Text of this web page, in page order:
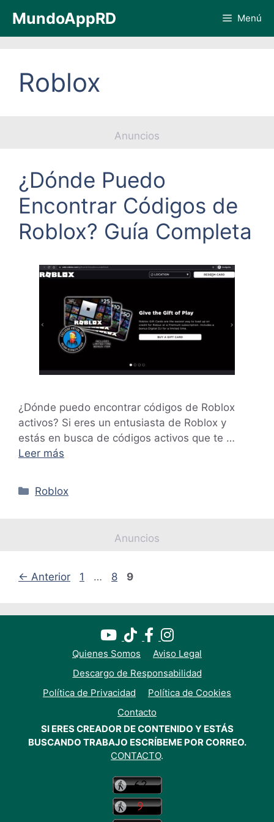
contenido
MundoAppRD Menú
Roblox
Anuncios
¿Dónde Puedo
Encontrar Códigos de
Roblox? Guía Completa
¿Dónde puedo encontrar códigos de Roblox
activos? Si eres un entusiasta de Roblox y
estás en busca de códigos activos que te …
Leer más
Categorías
Roblox
Anuncios
← Anterior Página
1 … Página
8 Página
9
Quienes Somos
Aviso Legal
Descargo de Responsabilidad
Política de Privacidad
Política de Cookies
Contacto
SI ERES CREADOR DE CONTENIDO Y ESTÁS
BUSCANDO TRABAJO ESCRÍBEME POR CORREO.
CONTACTO.